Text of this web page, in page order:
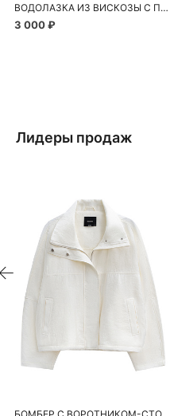
ВОДОЛАЗКА ИЗ ВИСКОЗЫ С ПЕРФОРАЦИЕЙ
3 000 ₽
Лидеры продаж